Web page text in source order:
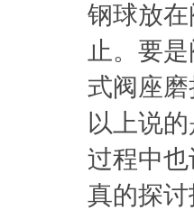
钢球放
止。要
式阀座
以上说
过程中
真的探